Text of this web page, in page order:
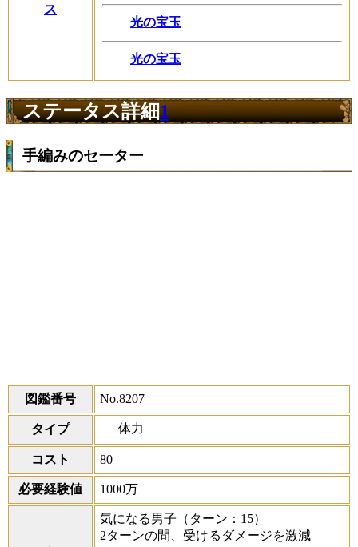
ス
光の宝玉
光の宝玉
ステータス詳細1
手編みのセーター
図鑑番号 No.8207
タイプ 体力
コスト 80
必要経験値 1000万
気になる男子 （ターン：15）
2ターンの間、受けるダメージを激減